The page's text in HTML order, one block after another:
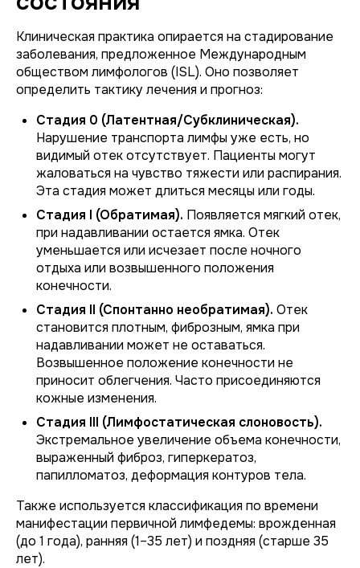
Клиническая практика опирается на стадирование
заболевания, предложенное Международным
обществом лимфологов (ISL). Оно позволяет
определить тактику лечения и прогноз:
Стадия 0 (Латентная/Субклиническая).
Нарушение транспорта лимфы уже есть, но
видимый отек отсутствует. Пациенты могут
жаловаться на чувство тяжести или распирания.
Эта стадия может длиться месяцы или годы.
Стадия I (Обратимая). Появляется мягкий отек,
при надавливании остается ямка. Отек
уменьшается или исчезает после ночного
отдыха или возвышенного положения
конечности.
Стадия II (Спонтанно необратимая). Отек
становится плотным, фиброзным, ямка при
надавливании может не оставаться.
Возвышенное положение конечности не
приносит облегчения. Часто присоединяются
кожные изменения.
Стадия III (Лимфостатическая слоновость).
Экстремальное увеличение объема конечности,
выраженный фиброз, гиперкератоз,
папилломатоз, деформация контуров тела.
Также используется классификация по времени
манифестации первичной лимфедемы: врожденная
(до 1 года), ранняя (1–35 лет) и поздняя (старше 35
лет).